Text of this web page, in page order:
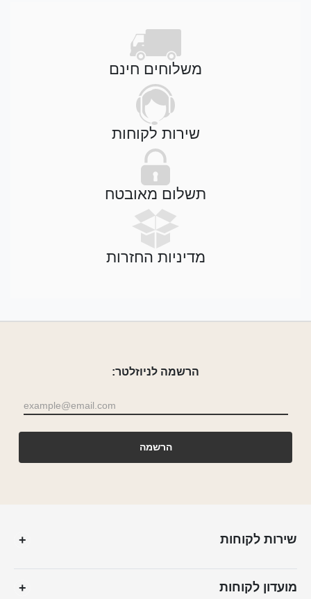
משלוחים חינם
שירות לקוחות
תשלום מאובטח
מדיניות החזרות
הרשמה לניוזלטר:
+ שירות לקוחות
+ מועדון לקוחות